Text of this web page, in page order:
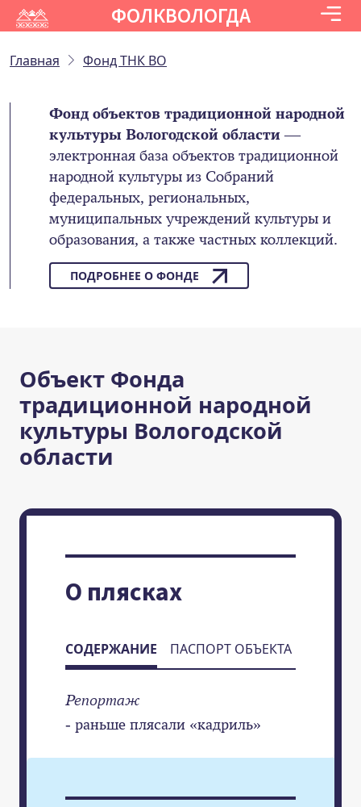
ФОЛКВОЛОГДА
Главная Фонд ТНК ВО
Фонд объектов традиционной народной
культуры Вологодской области—
электронная база объектов традиционной
народной культуры из Собраний
федеральных, региональных,
муниципальных учреждений культуры и
образования, а также частных коллекций.
ПОДРОБНЕЕ О ФОНДЕ
Объект Фонда
традиционной народной
культуры Вологодской
области
О плясках
СОДЕРЖАНИЕ ПАСПОРТ ОБЪЕКТА
Репортаж
- раньше плясали «кадриль»